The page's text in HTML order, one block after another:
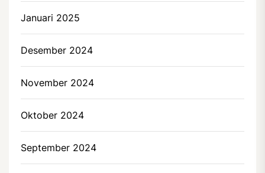
Januari 2025
Desember 2024
November 2024
Oktober 2024
September 2024